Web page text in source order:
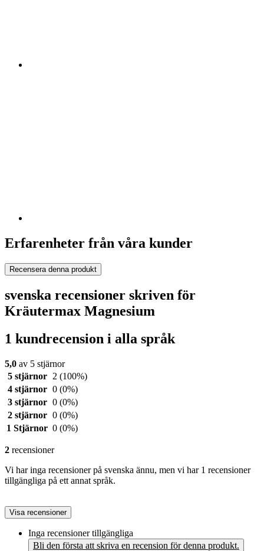
Erfarenheter från våra kunder
Recensera denna produkt
svenska recensioner skriven för
Kräutermax Magnesium
1 kundrecension i alla språk
5,0 av 5 stjärnor
5 stjärnor
2 (100%)
4 stjärnor 0 (0%)
3 stjärnor 0 (0%)
2 stjärnor 0 (0%)
1 Stjärnor 0 (0%)
2 recensioner
Vi har inga recensioner på svenska ännu, men vi har 1 recensioner
tillgängliga på ett annat språk.
Visa recensioner
Inga recensioner tillgängliga
Bli den första att skriva en recension för denna produkt.